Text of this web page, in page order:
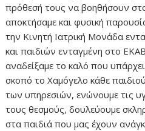
πρόθεσή τους να βοηθήσουν
αποκτήσαμε και φυσική
την Κινητή Ιατρική Μονάδα
και παιδιών ενταγμένη στο
αναδείξαμε το καλό που
σκοπό το Χαμόγελο κάθε
των υπηρεσιών, ενώνουμε τις
τους θεσμούς, δουλεύουμε
στα παιδιά που μας έχουν